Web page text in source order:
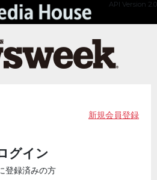
API Version 2.0
新規会員登録
グイン
登録済みの方